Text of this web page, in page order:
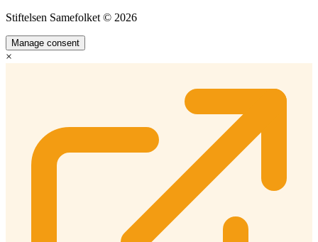
Stiftelsen Samefolket © 2026
Manage consent
×